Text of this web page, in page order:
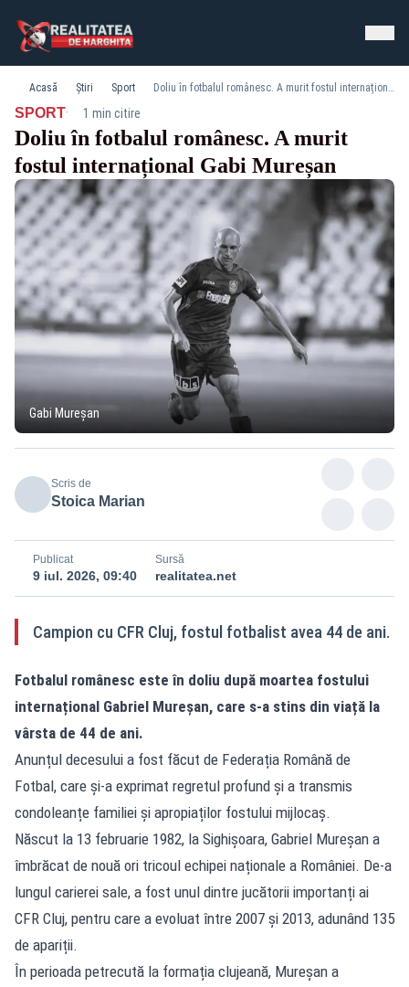
Acasă Știri Sport Doliu în fotbalul românesc. A murit fostul internațional Gabi Mureșan
SPORT· 1 min citire
Doliu în fotbalul românesc. A murit
fostul internațional Gabi Mureșan
Gabi Mureșan
Scris de
Stoica Marian
Publicat
9 iul. 2026, 09:40
Sursă
realitatea.net
Campion cu CFR Cluj, fostul fotbalist avea 44 de ani.
Fotbalul românesc este în doliu după moartea fostului
internațional Gabriel Mureșan, care s-a stins din viață la
vârsta de 44 de ani.
Anunțul decesului a fost făcut de Federația Română de
Fotbal, care și-a exprimat regretul profund și a transmis
condoleanțe familiei și apropiaților fostului mijlocaș.
Născut la 13 februarie 1982, la Sighișoara, Gabriel Mureșan a
îmbrăcat de nouă ori tricoul echipei naționale a României. De-a
lungul carierei sale, a fost unul dintre jucătorii importanți ai
CFR Cluj, pentru care a evoluat între 2007 și 2013, adunând 135
de apariții.
În perioada petrecută la formația clujeană, Mureșan a